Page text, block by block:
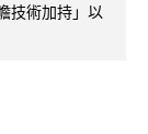
技術加持」以